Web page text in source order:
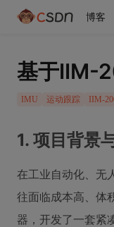
博客
基于IIM-
IMU 运动跟踪 IIM-
1. 项目背景
在工业自动化、无
往面临成本高、体
器，开发了一套紧